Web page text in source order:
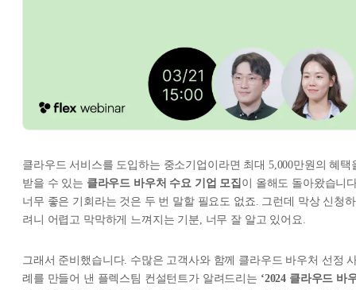
클라우드 서비스를 도입하는 중소기업이라면 최대 5,000만원의 혜택
받을 수 있는 클라우드 바우처 수요 기업 모집 이 올해도 돌아왔습니
너무 좋은 기회라는 것은 두 번 말할 필요도 없죠. 그런데 막상 신청하
려니 어렵고 막막하게 느껴지는 기분, 너무 잘 알고 있어요.
그래서 준비했습니다. 수많은 고객사와 함께 클라우드 바우처 선정
례를 만들어 낸 플렉스팀 컨설턴트가 알려드리는 ‘2024 클라우드 바